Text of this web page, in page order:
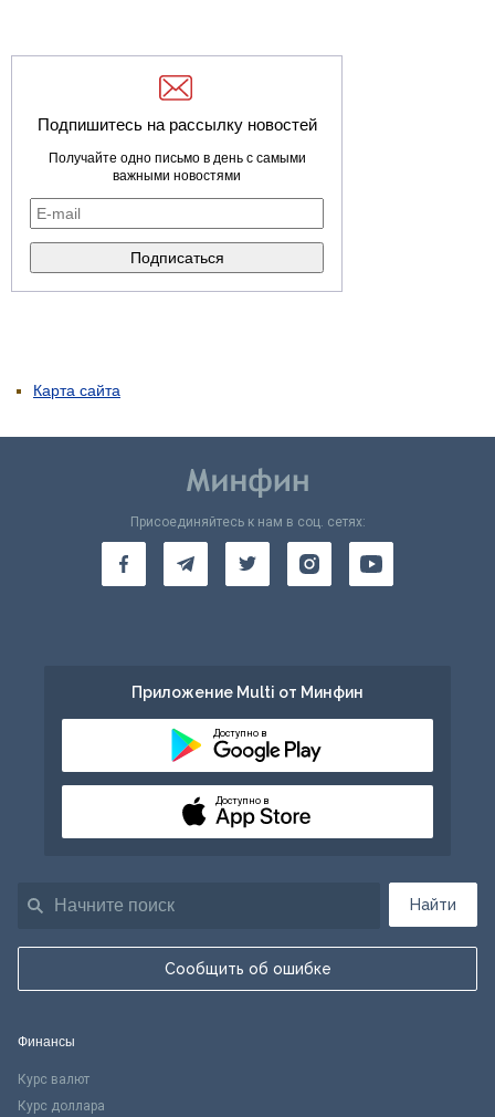
Подпишитесь на рассылку новостей
Получайте одно письмо в день с самыми
важными новостями
Карта сайта
Найти
Сообщить об ошибке
Присоединяйтесь к нам в соц. сетях:
Приложение Multi от Минфин
Доступно в
Доступно в
Финансы
Курс валют
Курс доллара